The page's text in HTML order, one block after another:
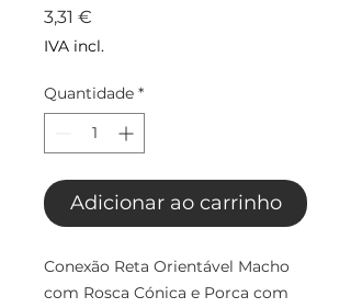
3,31 €
IVA incl.
Quantidade *
Adicionar ao carrinho
Conexão Reta Orientável Macho
com Rosca Cónica e Porca com